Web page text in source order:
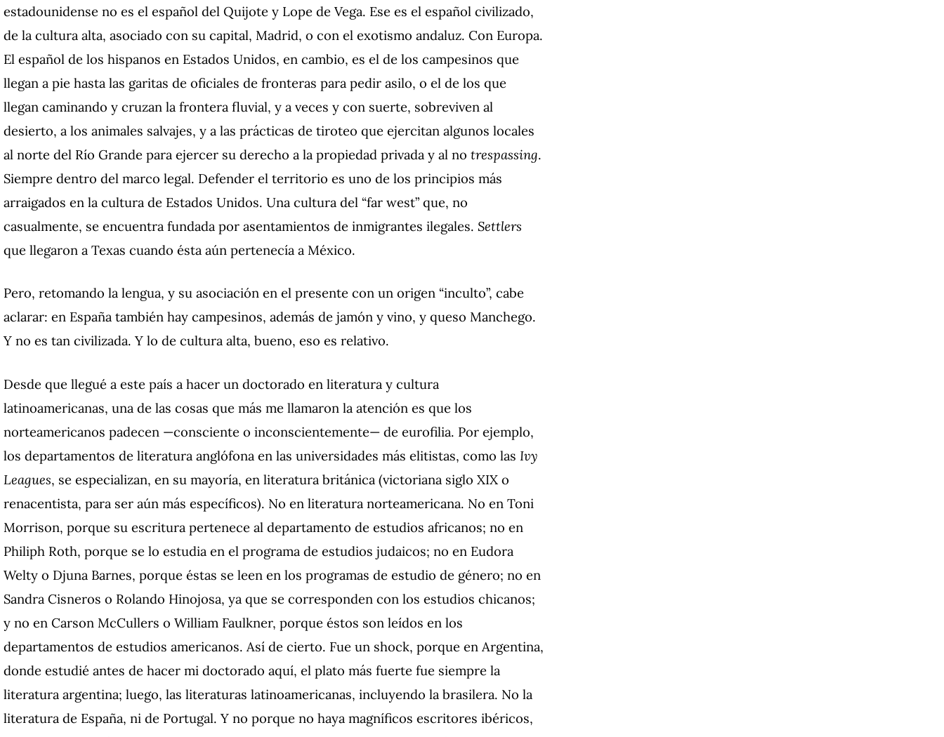
estadounidense no es el español del Quijote y Lope de Vega. Ese es el español civilizado,
de la cultura alta, asociado con su capital, Madrid, o con el exotismo andaluz. Con Europa.
El español de los hispanos en Estados Unidos, en cambio, es el de los campesinos que
llegan a pie hasta las garitas de oficiales de fronteras para pedir asilo, o el de los que
llegan caminando y cruzan la frontera fluvial, y a veces y con suerte, sobreviven al
desierto, a los animales salvajes, y a las prácticas de tiroteo que ejercitan algunos locales
al norte del Río Grande para ejercer su derecho a la propiedad privada y al no trespassing.
Siempre dentro del marco legal. Defender el territorio es uno de los principios más
arraigados en la cultura de Estados Unidos. Una cultura del “far west” que, no
casualmente, se encuentra fundada por asentamientos de inmigrantes ilegales. Settlers
que llegaron a Texas cuando ésta aún pertenecía a México.
Pero, retomando la lengua, y su asociación en el presente con un origen “inculto”, cabe
aclarar: en España también hay campesinos, además de jamón y vino, y queso Manchego.
Y no es tan civilizada. Y lo de cultura alta, bueno, eso es relativo.
Desde que llegué a este país a hacer un doctorado en literatura y cultura
latinoamericanas, una de las cosas que más me llamaron la atención es que los
norteamericanos padecen —consciente o inconscientemente— de eurofilia. Por ejemplo,
los departamentos de literatura anglófona en las universidades más elitistas, como las Ivy
Leagues, se especializan, en su mayoría, en literatura británica (victoriana siglo XIX o
renacentista, para ser aún más específicos). No en literatura norteamericana. No en Toni
Morrison, porque su escritura pertenece al departamento de estudios africanos; no en
Philiph Roth, porque se lo estudia en el programa de estudios judaicos; no en Eudora
Welty o Djuna Barnes, porque éstas se leen en los programas de estudio de género; no en
Sandra Cisneros o Rolando Hinojosa, ya que se corresponden con los estudios chicanos;
y no en Carson McCullers o William Faulkner, porque éstos son leídos en los
departamentos de estudios americanos. Así de cierto. Fue un shock, porque en Argentina,
donde estudié antes de hacer mi doctorado aquí, el plato más fuerte fue siempre la
literatura argentina; luego, las literaturas latinoamericanas, incluyendo la brasilera. No la
literatura de España, ni de Portugal. Y no porque no haya magníficos escritores ibéricos,